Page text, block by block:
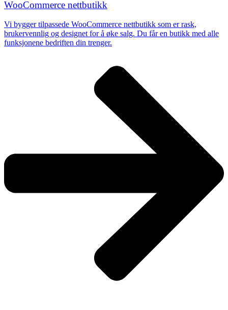
WooCommerce nettbutikk
Vi bygger tilpassede WooCommerce nettbutikk som er rask,
brukervennlig og designet for å øke salg. Du får en butikk med alle
funksjonene bedriften din trenger.